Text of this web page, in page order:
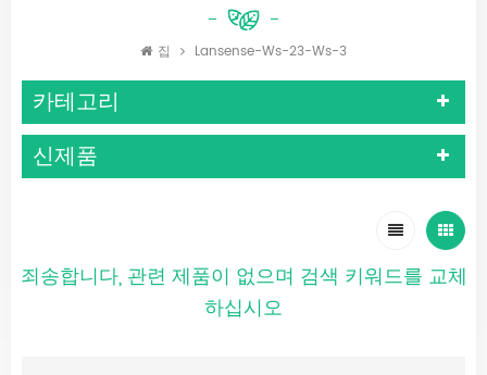
집 Lansense-Ws-23-Ws-3
카테고리
신제품
죄송합니다, 관련 제품이 없으며 검색 키워드를 교체
하십시오